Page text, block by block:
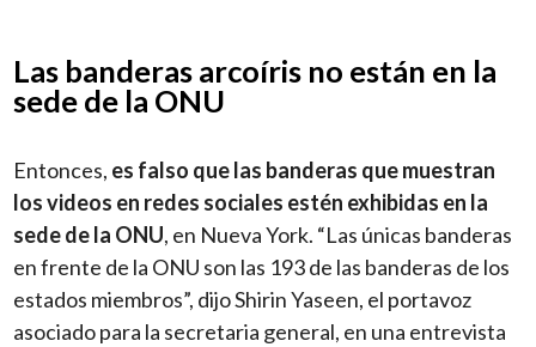
Las banderas arcoíris no están en la
sede de la ONU
Entonces, es falso que las banderas que muestran
los videos en redes sociales estén exhibidas en la
sede de la ONU, en Nueva York. “Las únicas banderas
en frente de la ONU son las 193 de las banderas de los
estados miembros”, dijo Shirin Yaseen, el portavoz
asociado para la secretaria general, en una entrevista